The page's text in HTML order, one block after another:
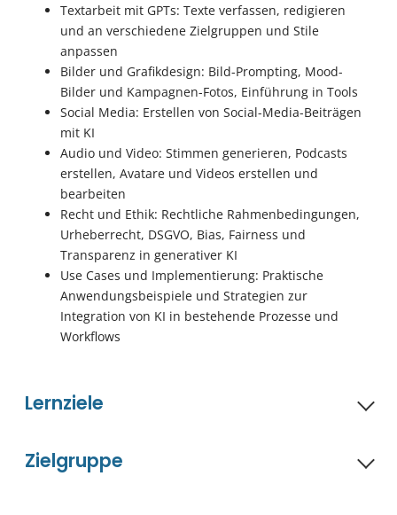
Textarbeit mit GPTs: Texte verfassen, redigieren
und an verschiedene Zielgruppen und Stile
anpassen
Bilder und Grafikdesign: Bild-Prompting, Mood-
Bilder und Kampagnen-Fotos, Einführung in Tools
Social Media: Erstellen von Social-Media-Beiträgen
mit KI
Audio und Video: Stimmen generieren, Podcasts
erstellen, Avatare und Videos erstellen und
bearbeiten
Recht und Ethik: Rechtliche Rahmenbedingungen,
Urheberrecht, DSGVO, Bias, Fairness und
Transparenz in generativer KI
Use Cases und Implementierung: Praktische
Anwendungsbeispiele und Strategien zur
Integration von KI in bestehende Prozesse und
Workflows
Lernziele
Zielgruppe